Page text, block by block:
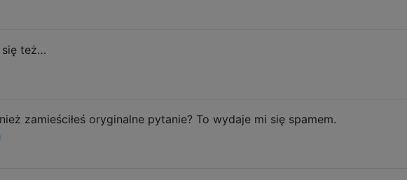
się też…
zamieściłeś oryginalne pytanie? To wydaje mi się spamem.